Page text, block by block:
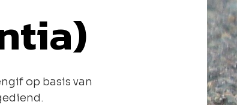
op basis van